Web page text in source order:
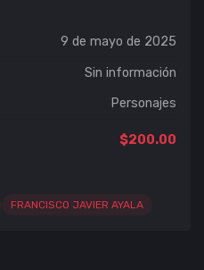
9 de mayo de 2025
Sin información
Personajes
$200.00
FRANCISCO JAVIER AYALA